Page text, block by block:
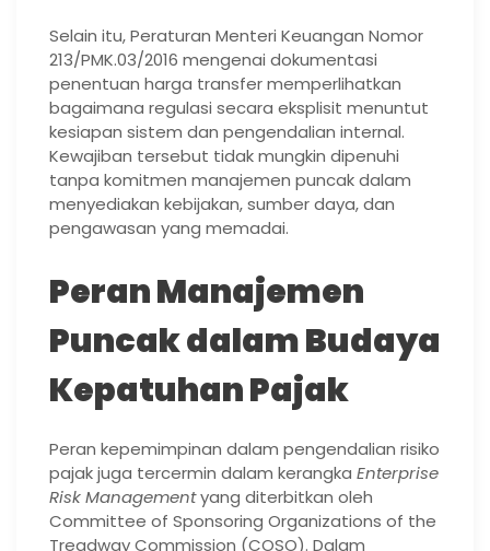
Selain itu, Peraturan Menteri Keuangan Nomor
213/PMK.03/2016 mengenai dokumentasi
penentuan harga transfer memperlihatkan
bagaimana regulasi secara eksplisit menuntut
kesiapan sistem dan pengendalian internal.
Kewajiban tersebut tidak mungkin dipenuhi
tanpa komitmen manajemen puncak dalam
menyediakan kebijakan, sumber daya, dan
pengawasan yang memadai.
Peran Manajemen
Puncak dalam Budaya
Kepatuhan Pajak
Peran kepemimpinan dalam pengendalian risiko
pajak juga tercermin dalam kerangka Enterprise
Risk Managementyang diterbitkan oleh
Committee of Sponsoring Organizations of the
Treadway Commission (COSO). Dalam